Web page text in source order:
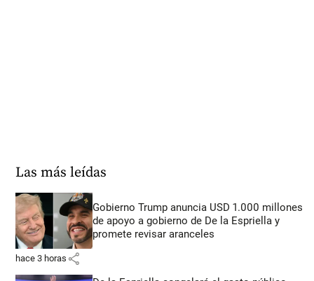
Las más leídas
Gobierno Trump anuncia USD 1.000 millones
de apoyo a gobierno de De la Espriella y
promete revisar aranceles
hace 3 horas share